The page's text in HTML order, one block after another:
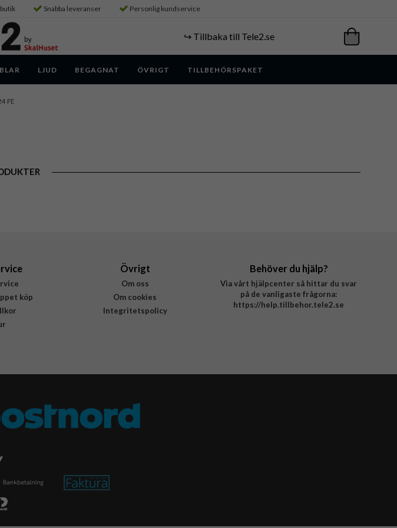
Snabba leveranser Personlig kundservice
↪️ Tillbaka till Tele2.se
LJUD BEGAGNAT ÖVRIGT TILLBEHÖRSPAKET
FE
köp
Övrigt
Om oss
Om cookies
Integritetspolicy
Behöver du hjälp?
Via vårt hjälpcenter så hittar du svar
på de vanligaste frågorna:
https://help.tillbehor.tele2.se